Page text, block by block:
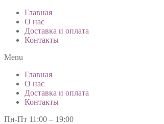
Главная
О нас
Доставка и оплата
Контакты
Menu
Главная
О нас
Доставка и оплата
Контакты
Пн-Пт 11:00 – 19:00